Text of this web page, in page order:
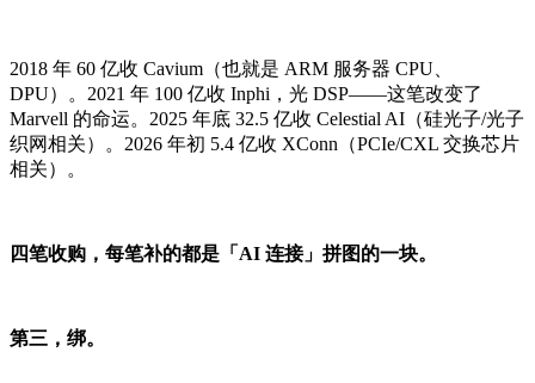
2018 年 60 亿收 Cavium（也就是 ARM 服务器 CPU、
DPU）。2021 年 100 亿收 Inphi，光 DSP——这笔改变了
Marvell 的命运。2025 年底 32.5 亿收 Celestial AI（硅光子/光子
织网相关）。2026 年初 5.4 亿收 XConn（PCIe/CXL 交换芯片
相关）。
四笔收购，每笔补的都是「AI 连接」拼图的一块。
第三，绑。